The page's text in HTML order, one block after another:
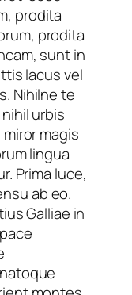
prodita
prodita
sunt in
lacus vel
Nihilne te
urbis
magis
lingua
Prima luce,
ab eo.
Galliae in